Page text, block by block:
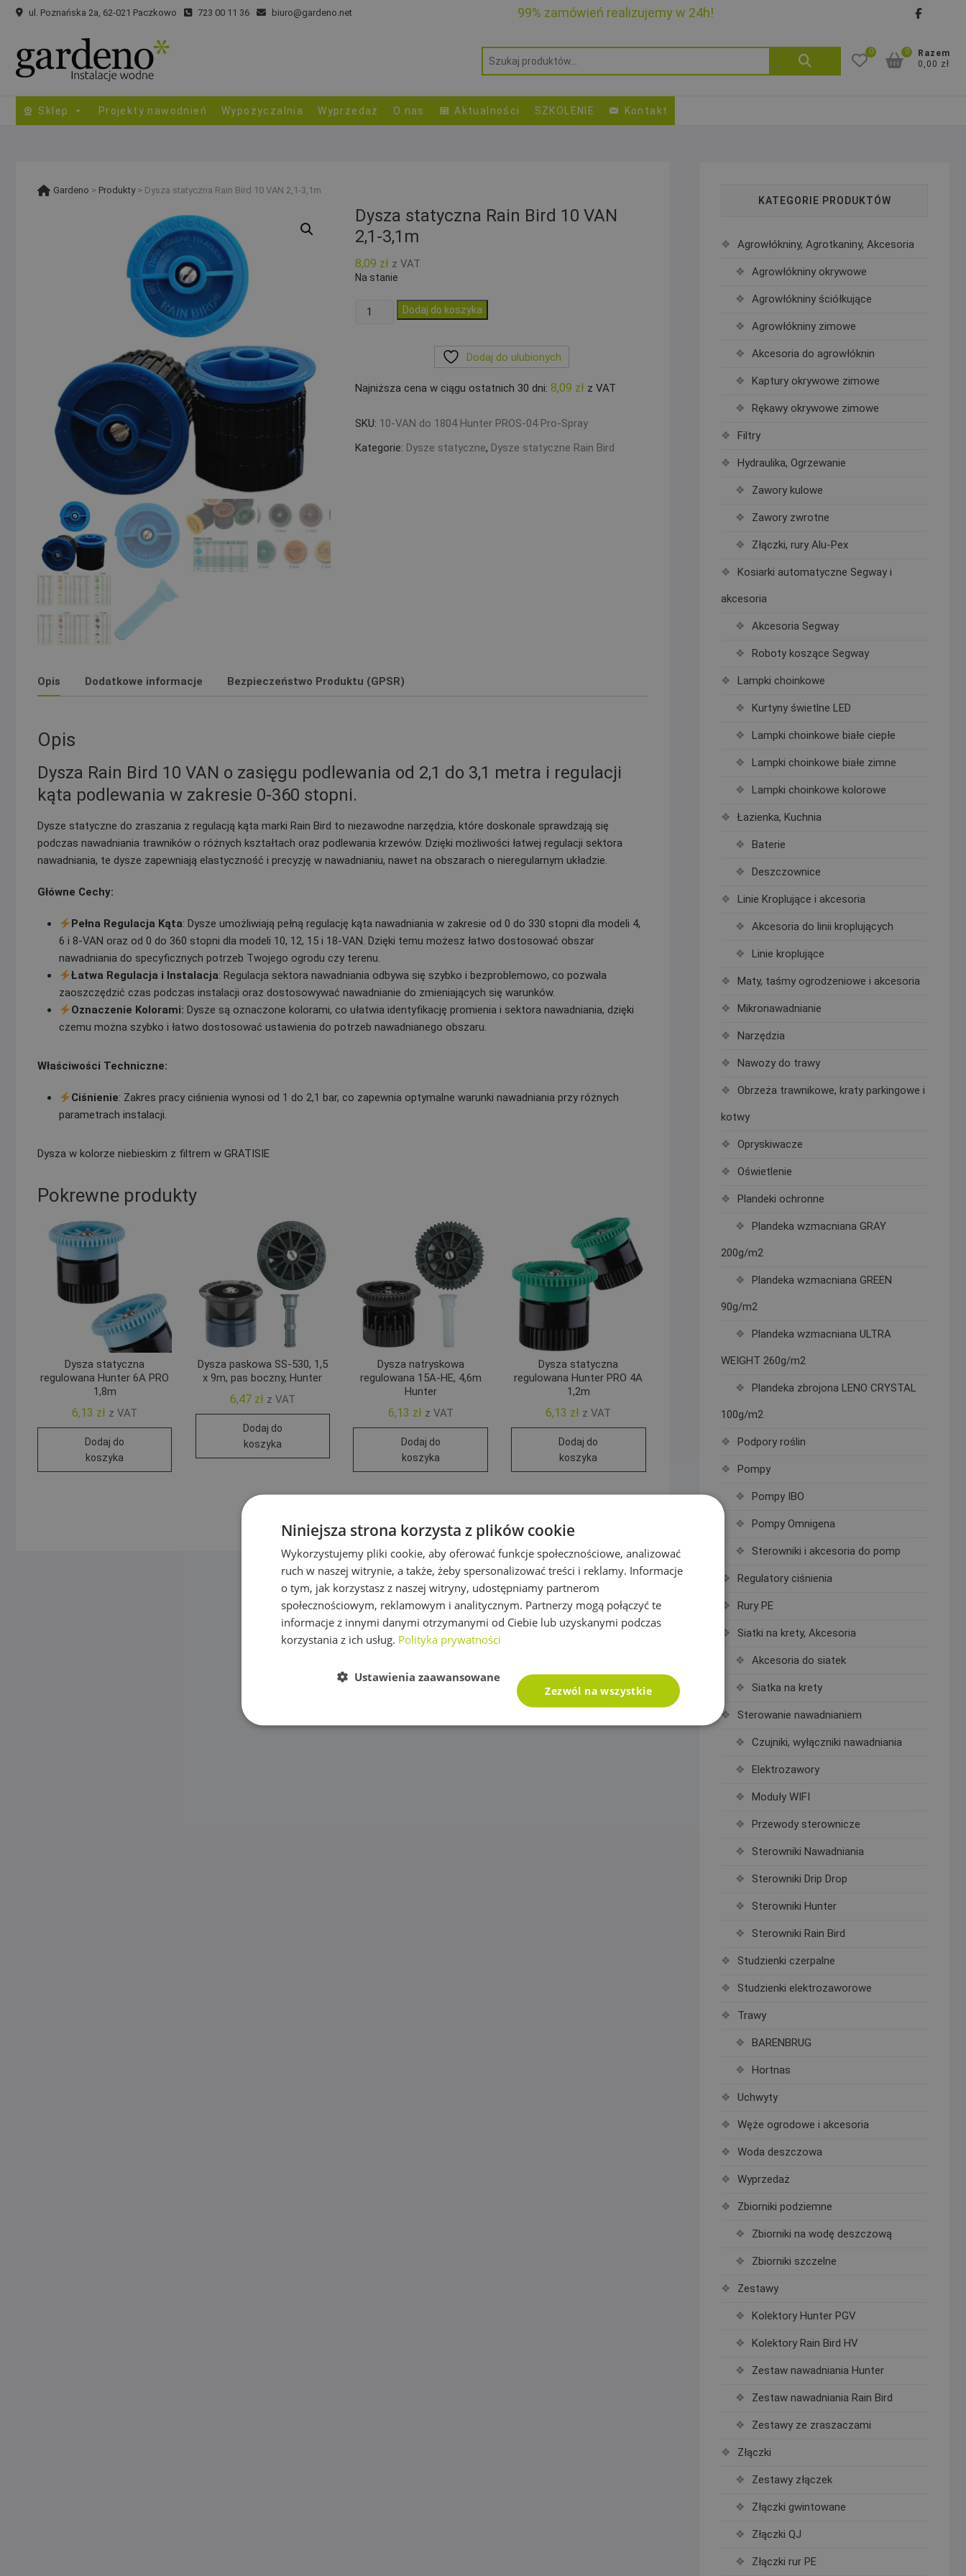
Skip
ul. Poznańska 2a, 62-021 Paczkowo 723 00 11 36 biuro@gardeno.net 99% zamówień realizujemy w 24h!
Szukaj: 0
Razem
0,00 zł
0
Sklep Projekty nawodnień Wypożyczalnia Wyprzedaż O nas Aktualności SZKOLENIE Kontakt
Gardeno > Produkty> Dysza statyczna Rain Bird 10 VAN 2,1-3,1m
Dysza statyczna Rain Bird 10 VAN
2,1-3,1m
8,09 zł z VAT
Na stanie
ilość
10
2,1-
3,1m
Dodaj do koszyka
Dodaj do ulubionych
Najniższa cena w ciągu ostatnich 30 dni: 8,09 zł z VAT
SKU: 10-VAN do 1804 Hunter PROS-04 Pro-Spray
Kategorie: Dysze statyczne, Dysze statyczne Rain Bird
Opis Dodatkowe informacje Bezpieczeństwo Produktu (GPSR)
Opis
Dysza Rain Bird 10 VAN o zasięgu podlewania od 2,1 do 3,1 metra i regulacji
kąta podlewania w zakresie 0-360 stopni.
Dysze statyczne do zraszania z regulacją kąta marki Rain Bird to niezawodne narzędzia, które doskonale sprawdzają się
podczas nawadniania trawników o różnych kształtach oraz podlewania krzewów. Dzięki możliwości łatwej regulacji sektora
nawadniania, te dysze zapewniają elastyczność i precyzję w nawadnianiu, nawet na obszarach o nieregularnym układzie.
Główne Cechy:
Pełna Regulacja Kąta: Dysze umożliwiają pełną regulację kąta nawadniania w zakresie od 0 do 330 stopni dla modeli 4,
6 i 8-VAN oraz od 0 do 360 stopni dla modeli 10, 12, 15 i 18-VAN. Dzięki temu możesz łatwo dostosować obszar
nawadniania do specyficznych potrzeb Twojego ogrodu czy terenu.
Łatwa Regulacja i Instalacja: Regulacja sektora nawadniania odbywa się szybko i bezproblemowo, co pozwala
zaoszczędzić czas podczas instalacji oraz dostosowywać nawadnianie do zmieniających się warunków.
Oznaczenie Kolorami: Dysze są oznaczone kolorami, co ułatwia identyfikację promienia i sektora nawadniania, dzięki
czemu można szybko i łatwo dostosować ustawienia do potrzeb nawadnianego obszaru.
Właściwości Techniczne:
Ciśnienie: Zakres pracy ciśnienia wynosi od 1 do 2,1 bar, co zapewnia optymalne warunki nawadniania przy różnych
parametrach instalacji.
Dysza w kolorze niebieskim z filtrem w GRATISIE
Pokrewne produkty
Dysza statyczna
regulowana Hunter 6A PRO
1,8m
6,13 zł z VAT
Dodaj do
koszyka
Dysza paskowa SS-530, 1,5
x 9m, pas boczny, Hunter
6,47 zł z VAT
Dodaj do
koszyka
Dysza natryskowa
regulowana 15A-HE, 4,6m
Hunter
6,13 zł z VAT
Dodaj do
koszyka
Dysza statyczna
regulowana Hunter PRO 4A
1,2m
6,13 zł z VAT
Dodaj do
koszyka
KATEGORIE PRODUKTÓW
Agrowłókniny, Agrotkaniny, Akcesoria
Agrowłókniny okrywowe
Agrowłókniny ściółkujące
Agrowłókniny zimowe
Akcesoria do agrowłóknin
Kaptury okrywowe zimowe
Rękawy okrywowe zimowe
Filtry
Hydraulika, Ogrzewanie
Zawory kulowe
Zawory zwrotne
Złączki, rury Alu-Pex
Kosiarki automatyczne Segway i
akcesoria
Akcesoria Segway
Roboty koszące Segway
Lampki choinkowe
Kurtyny świetlne LED
Lampki choinkowe białe ciepłe
Lampki choinkowe białe zimne
Lampki choinkowe kolorowe
Łazienka, Kuchnia
Baterie
Deszczownice
Linie Kroplujące i akcesoria
Akcesoria do linii kroplujących
Linie kroplujące
Maty, taśmy ogrodzeniowe i akcesoria
Mikronawadnianie
Narzędzia
Nawozy do trawy
Obrzeża trawnikowe, kraty parkingowe i
kotwy
Opryskiwacze
Oświetlenie
Plandeki ochronne
Plandeka wzmacniana GRAY
200g/m2
Plandeka wzmacniana GREEN
90g/m2
Plandeka wzmacniana ULTRA
WEIGHT 260g/m2
Plandeka zbrojona LENO CRYSTAL
100g/m2
Podpory roślin
Pompy
Pompy IBO
Pompy Omnigena
Sterowniki i akcesoria do pomp
Regulatory ciśnienia
Rury PE
Siatki na krety, Akcesoria
Akcesoria do siatek
Siatka na krety
Sterowanie nawadnianiem
Czujniki, wyłączniki nawadniania
Elektrozawory
Moduły WIFI
Przewody sterownicze
Sterowniki Nawadniania
Sterowniki Drip Drop
Sterowniki Hunter
Sterowniki Rain Bird
Studzienki czerpalne
Studzienki elektrozaworowe
Trawy
BARENBRUG
Hortnas
Uchwyty
Węże ogrodowe i akcesoria
Woda deszczowa
Wyprzedaż
Zbiorniki podziemne
Zbiorniki na wodę deszczową
Zbiorniki szczelne
Zestawy
Kolektory Hunter PGV
Kolektory Rain Bird HV
Zestaw nawadniania Hunter
Zestaw nawadniania Rain Bird
Zestawy ze zraszaczami
Złączki
Zestawy złączek
Złączki gwintowane
Złączki QJ
Złączki rur PE
Niniejsza strona korzysta z plików cookie
Wykorzystujemy pliki cookie, aby oferować funkcje społecznościowe, analizować
ruch w naszej witrynie, a także, żeby spersonalizować treści i reklamy. Informacje
o tym, jak korzystasz z naszej witryny, udostępniamy partnerom
społecznościowym, reklamowym i analitycznym. Partnerzy mogą połączyć te
informacje z innymi danymi otrzymanymi od Ciebie lub uzyskanymi podczas
korzystania z ich usług. Polityka prywatności
Zezwól na wszystkie
Ustawienia zaawansowane